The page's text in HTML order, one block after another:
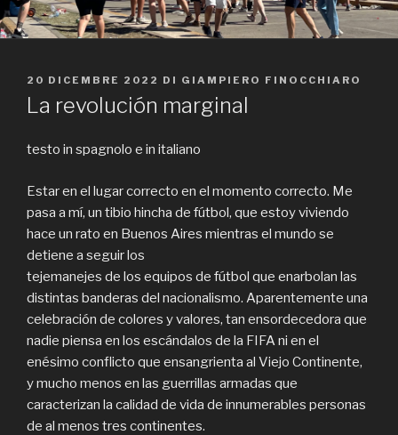
PUBBLICATO
IL
20 DICEMBRE 2022 DI GIAMPIERO FINOCCHIARO
La revolución marginal
testo in spagnolo e in italiano
Estar en el lugar correcto en el momento correcto. Me
pasa a mí, un tibio hincha de fútbol, que estoy viviendo
hace un rato en Buenos Aires mientras el mundo se
detiene a seguir los
tejemanejes de los equipos de fútbol que enarbolan las
distintas banderas del nacionalismo. Aparentemente una
celebración de colores y valores, tan ensordecedora que
nadie piensa en los escándalos de la FIFA ni en el
enésimo conflicto que ensangrienta al Viejo Continente,
y mucho menos en las guerrillas armadas que
caracterizan la calidad de vida de innumerables personas
de al menos tres continentes.